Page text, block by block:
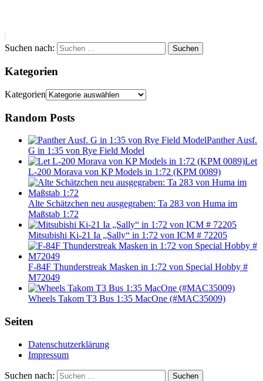
Suchen nach: Suchen
Kategorien
Kategorien
Random Posts
Panther Ausf.
G in 1:35 von Rye Field Model
Let
L-200 Morava von KP Models in 1:72 (KPM 0089)
Alte Schätzchen neu ausgegraben: Ta 283 von Huma im
Maßstab 1:72
Mitsubishi Ki-21 Ia „Sally“ in 1:72 von ICM # 72205
F-84F Thunderstreak Masken in 1:72 von Special Hobby #
M72049
Wheels Takom T3 Bus 1:35 MacOne (#MAC35009)
Seiten
Datenschutzerklärung
Impressum
Suchen nach: Suchen